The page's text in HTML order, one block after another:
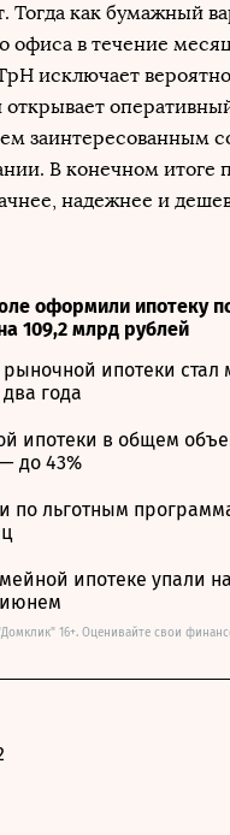
Тогда как бумажный
офиса в течение
исключает
открывает
заинтересованным
В конечном итоге
надежнее и
оформили ипотеку
109,2 млрд рублей
ипотеки стал
года
ипотеки в общем
до 43%
по льготным
ипотеке упали
16+. Оценивайте свои